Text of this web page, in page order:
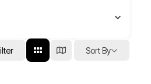
Sort By